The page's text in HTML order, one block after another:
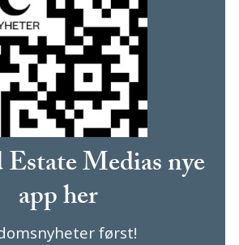
Medias nye
app her
først!